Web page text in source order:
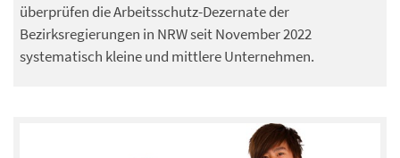
überprüfen die Arbeitsschutz-Dezernate der
Bezirksregierungen in NRW seit November 2022
systematisch kleine und mittlere Unternehmen.